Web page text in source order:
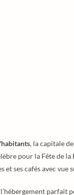
, la capitale
pour la Fête de
ses cafés avec vue
parfait